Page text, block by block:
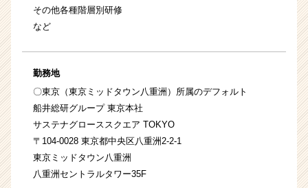
その他各種階層別研修
など
勤務地
〇東京（東京ミッドタウン八重洲）所属のデフォルト
船井総研グループ 東京本社
サステナグローススクエア TOKYO
〒104-0028 東京都中央区八重洲2-2-1
東京ミッドタウン八重洲
八重洲セントラルタワー35F